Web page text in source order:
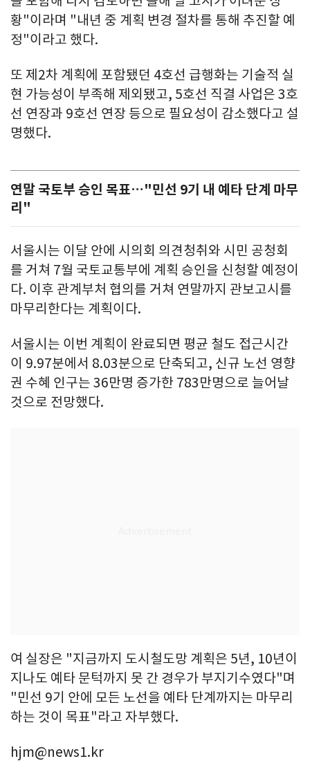
황"이라며 "내년 중 계획 변경 절차를 통해 추진할 예
정"이라고 했다.
또 제2차 계획에 포함됐던 4호선 급행화는 기술적 실
현 가능성이 부족해 제외됐고, 5호선 직결 사업은 3호
선 연장과 9호선 연장 등으로 필요성이 감소했다고 설
명했다.
연말 국토부 승인 목표…"민선 9기 내 예타 단계 마무
리"
서울시는 이달 안에 시의회 의견청취와 시민 공청회
를 거쳐 7월 국토교통부에 계획 승인을 신청할 예정이
다. 이후 관계부처 협의를 거쳐 연말까지 관보고시를
마무리한다는 계획이다.
서울시는 이번 계획이 완료되면 평균 철도 접근시간
이 9.97분에서 8.03분으로 단축되고, 신규 노선 영향
권 수혜 인구는 36만명 증가한 783만명으로 늘어날
것으로 전망했다.
여 실장은 "지금까지 도시철도망 계획은 5년, 10년이
지나도 예타 문턱까지 못 간 경우가 부지기수였다"며
"민선 9기 안에 모든 노선을 예타 단계까지는 마무리
하는 것이 목표"라고 자부했다.
hjm@news1.kr